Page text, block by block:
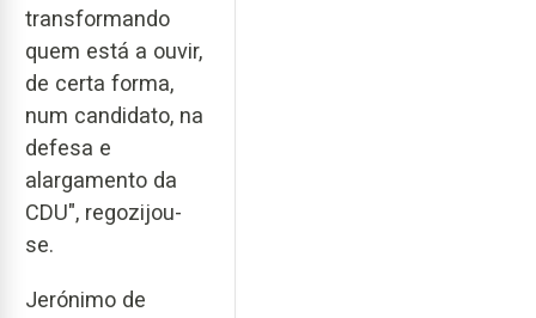
transformando
quem está a ouvir,
de certa forma,
num candidato, na
defesa e
alargamento da
CDU", regozijou-
se.
Jerónimo de